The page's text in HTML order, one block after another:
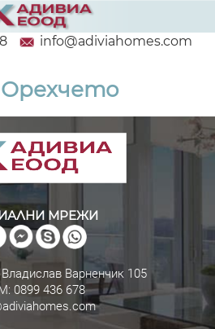
info@adiviahomes.com
МРЕЖИ
Владислав Варненчик 105
0899 436 678